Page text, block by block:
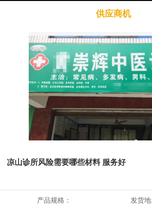
供应商机
凉山诊所风险需要哪些材料 服务好
产品规格： 发货地: